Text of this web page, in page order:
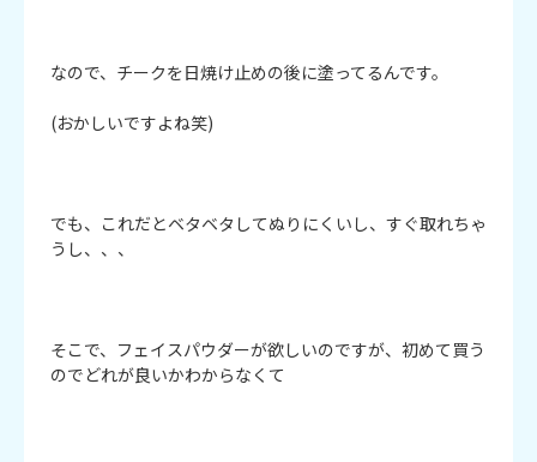
なので、チークを日焼け止めの後に塗ってるんです。
(おかしいですよね笑)
でも、これだとベタベタしてぬりにくいし、すぐ取れちゃ
うし、、、
そこで、フェイスパウダーが欲しいのですが、初めて買う
のでどれが良いかわからなくて